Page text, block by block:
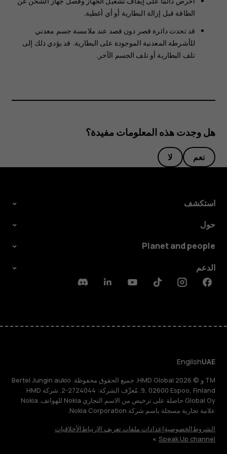
الطاقة قبل إزالة البطارية أو أي أغطية.
قد تحدث دائرة قصر دون قصد عند ملامسة جسم معدني
للأشرطة المعدنية الموجودة على البطارية. قد يؤدي ذلك إلى
تلف البطارية أو تلف الجسم الآخر.
هل وجدت هذه المعلومات مفيدة؟
نعم لا
استكشف
حول
Planet and people
الدعم
Facebook
Instagram
Tiktok
Youtube
Linkedin
Discord
UAE
English
TM و © 2026 HMD Global. جميع الحقوق محفوظة. Bertel Jungin aukio
9, 02600 Espoo, Finland. مُعرِّف الشركة: 2724044-2. شركة HMD
Global Oy حاصلة على ترخيص من الاسم التجاري Nokia للهواتف. Nokia
علامة تجارية مسجلة باسم شركة Nokia Corporation.
الشروطالخصوصيةإعدادات ملفات تعريف الارتباطالأخلاقيات
Speak Up channel